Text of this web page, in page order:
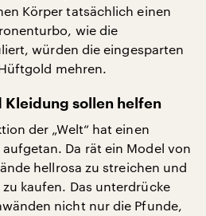
Körper tatsächlich einen
wie die
würden die eingesparten
mehren.
Kleidung sollen helfen
der „Welt“ hat einen
Da rät ein Model von
hellrosa zu streichen und
kaufen. Das unterdrücke
nicht nur die Pfunde,